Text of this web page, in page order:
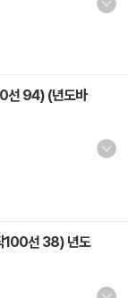
선 94) (년도바
100선 38) 년도